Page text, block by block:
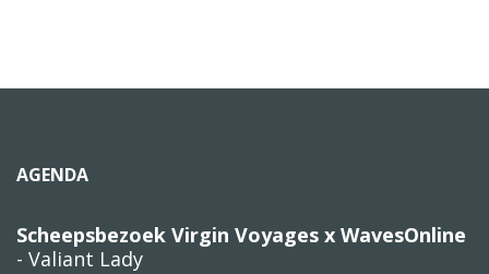
AGENDA
Scheepsbezoek Virgin Voyages x WavesOnline
- Valiant Lady